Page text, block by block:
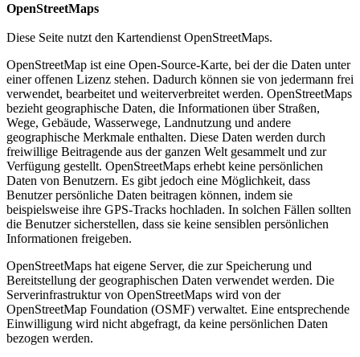
OpenStreetMaps
Diese Seite nutzt den Kartendienst OpenStreetMaps.
OpenStreetMap ist eine Open-Source-Karte, bei der die Daten unter
einer offenen Lizenz stehen. Dadurch können sie von jedermann frei
verwendet, bearbeitet und weiterverbreitet werden. OpenStreetMaps
bezieht geographische Daten, die Informationen über Straßen,
Wege, Gebäude, Wasserwege, Landnutzung und andere
geographische Merkmale enthalten. Diese Daten werden durch
freiwillige Beitragende aus der ganzen Welt gesammelt und zur
Verfügung gestellt. OpenStreetMaps erhebt keine persönlichen
Daten von Benutzern. Es gibt jedoch eine Möglichkeit, dass
Benutzer persönliche Daten beitragen können, indem sie
beispielsweise ihre GPS-Tracks hochladen. In solchen Fällen sollten
die Benutzer sicherstellen, dass sie keine sensiblen persönlichen
Informationen freigeben.
OpenStreetMaps hat eigene Server, die zur Speicherung und
Bereitstellung der geographischen Daten verwendet werden. Die
Serverinfrastruktur von OpenStreetMaps wird von der
OpenStreetMap Foundation (OSMF) verwaltet. Eine entsprechende
Einwilligung wird nicht abgefragt, da keine persönlichen Daten
bezogen werden.